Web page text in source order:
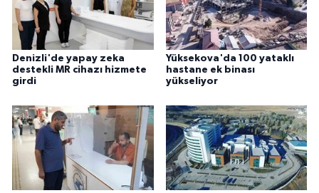
Denizli'de yapay zeka
destekli MR cihazı hizmete
girdi
Yüksekova'da 100 yataklı
hastane ek binası
yükseliyor